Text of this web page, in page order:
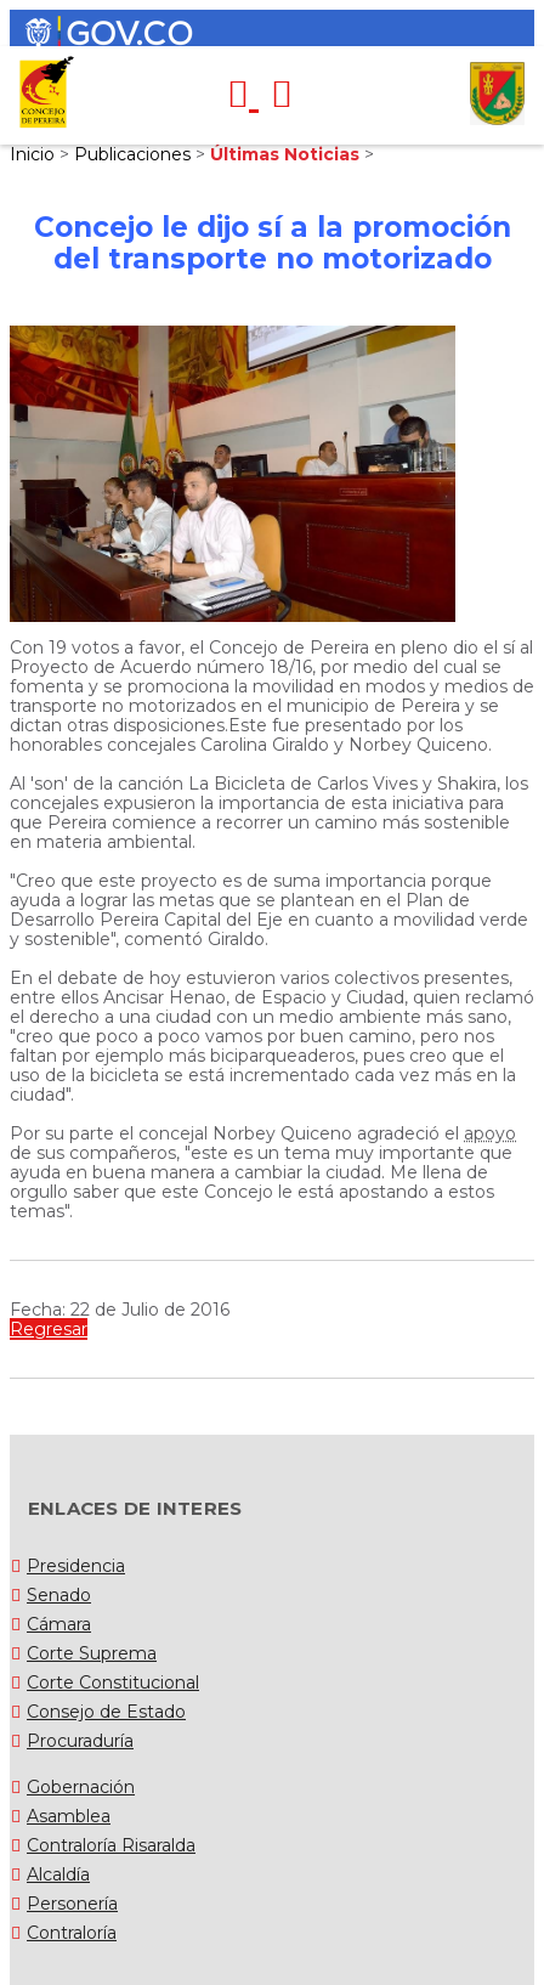
Inicio>Publicaciones>Últimas Noticias>
Concejo le dijo sí a la promoción
del transporte no motorizado
Con 19 votos a favor, el Concejo de Pereira en pleno dio el sí al
Proyecto de Acuerdo número 18/16, por medio del cual se
fomenta y se promociona la movilidad en modos y medios de
transporte no motorizados en el municipio de Pereira y se
dictan otras disposiciones.Este fue presentado por los
honorables concejales Carolina Giraldo y Norbey Quiceno.
Al 'son' de la canción La Bicicleta de Carlos Vives y Shakira, los
concejales expusieron la importancia de esta iniciativa para
que Pereira comience a recorrer un camino más sostenible
en materia ambiental.
"Creo que este proyecto es de suma importancia porque
ayuda a lograr las metas que se plantean en el Plan de
Desarrollo Pereira Capital del Eje en cuanto a movilidad verde
y sostenible", comentó Giraldo.
En el debate de hoy estuvieron varios colectivos presentes,
entre ellos Ancisar Henao, de Espacio y Ciudad, quien reclamó
el derecho a una ciudad con un medio ambiente más sano,
"creo que poco a poco vamos por buen camino, pero nos
faltan por ejemplo más biciparqueaderos, pues creo que el
uso de la bicicleta se está incrementado cada vez más en la
ciudad".
Por su parte el concejal Norbey Quiceno agradeció el apoyo
de sus compañeros, "este es un tema muy importante que
ayuda en buena manera a cambiar la ciudad. Me llena de
orgullo saber que este Concejo le está apostando a estos
temas".
Fecha: 22 de Julio de 2016
Regresar
ENLACES DE INTERES
Presidencia
Senado
Cámara
Corte Suprema
Corte Constitucional
Consejo de Estado
Procuraduría
Gobernación
Asamblea
Contraloría Risaralda
Alcaldía
Personería
Contraloría